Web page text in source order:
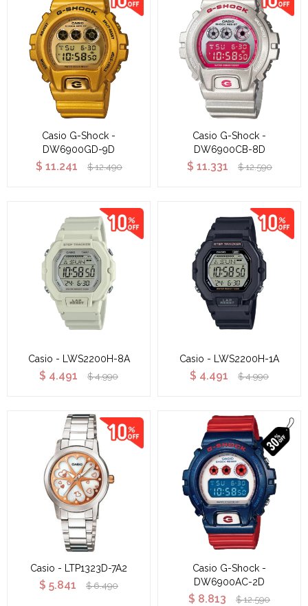
Casio G-Shock -
DW6900GD-9D
$ 11.241 $ 12.490
Casio G-Shock -
DW6900CB-8D
$ 11.331 $ 12.590
Casio - LWS2200H-8A
$ 4.491 $ 4.990
Casio - LWS2200H-1A
$ 4.491 $ 4.990
Casio - LTP1323D-7A2
$ 5.841 $ 6.490
Casio G-Shock -
DW6900AC-2D
$ 8.813 $ 12.590